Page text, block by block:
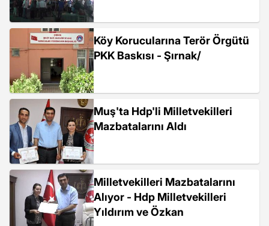
Köy Korucularına Terör Örgütü
PKK Baskısı - Şırnak/
Muş'ta Hdp'li Milletvekilleri
Mazbatalarını Aldı
Milletvekilleri Mazbatalarını
Alıyor - Hdp Milletvekilleri
Yıldırım ve Özkan